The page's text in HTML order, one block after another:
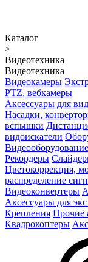
Каталог
>
Видеотехника
Видеотехника
Видеокамеры
PTZ, вебкамеры
Аксессуары для
Насадки,
вспышки
видоискатели
Видеооборудование
Рекордеры
Цветокоррекция,
распределение
Видеоконвертеры
Аксессуары для
Крепления Прочие
Квадрокоптеры